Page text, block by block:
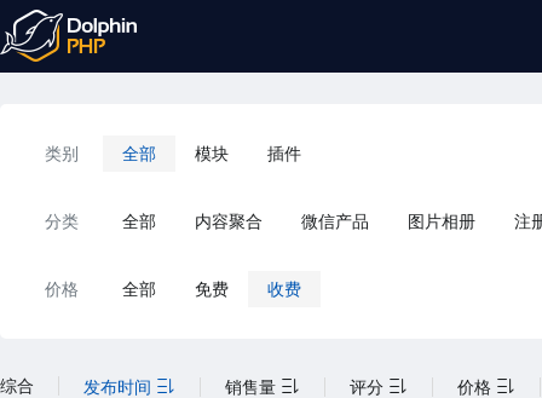
类别 全部 模块 插件
分类 全部 内容聚合 微信产品 图片相册 注
价格 全部 免费 收费
综合 发布时间 销售量 评分 价格